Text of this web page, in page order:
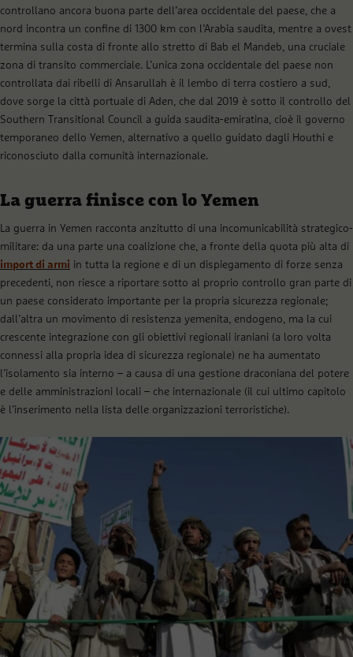
controllano ancora buona parte dell’area occidentale del paese, che a
nord incontra un confine di 1300 km con l’Arabia saudita, mentre a ovest
termina sulla costa di fronte allo stretto di Bab el Mandeb, una cruciale
zona di transito commerciale. L’unica zona occidentale del paese non
controllata dai ribelli di Ansarullah è il lembo di terra costiero a sud,
dove sorge la città portuale di Aden, che dal 2019 è sotto il controllo del
Southern Transitional Council a guida saudita-emiratina, cioè il governo
temporaneo dello Yemen, alternativo a quello guidato dagli Houthi e
riconosciuto dalla comunità internazionale.
La guerra finisce con lo Yemen
La guerra in Yemen racconta anzitutto di una incomunicabilità strategico-
militare: da una parte una coalizione che, a fronte della quota più alta di
import di armi in tutta la regione e di un dispiegamento di forze senza
precedenti, non riesce a riportare sotto al proprio controllo gran parte di
un paese considerato importante per la propria sicurezza regionale;
dall’altra un movimento di resistenza yemenita, endogeno, ma la cui
crescente integrazione con gli obiettivi regionali iraniani (a loro volta
connessi alla propria idea di sicurezza regionale) ne ha aumentato
l’isolamento sia interno – a causa di una gestione draconiana del potere
e delle amministrazioni locali – che internazionale (il cui ultimo capitolo
è l’inserimento nella lista delle organizzazioni terroristiche).